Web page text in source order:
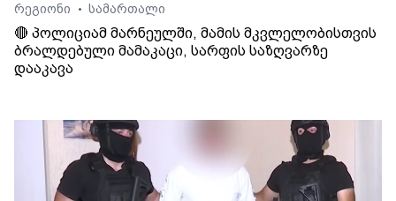
რეგიონი
• სამართალი
🔴 პოლიციამ მარნეულში, მამის მკვლელობისთვის
ბრალდებული მამაკაცი, სარფის საზღვარზე
დააკავა